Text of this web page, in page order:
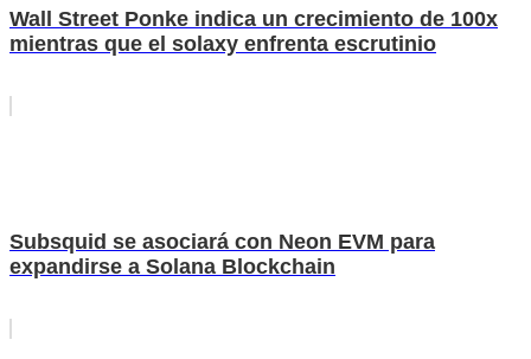
Wall Street Ponke indica un crecimiento de 100x
mientras que el solaxy enfrenta escrutinio
Subsquid se asociará con Neon EVM para
expandirse a Solana Blockchain